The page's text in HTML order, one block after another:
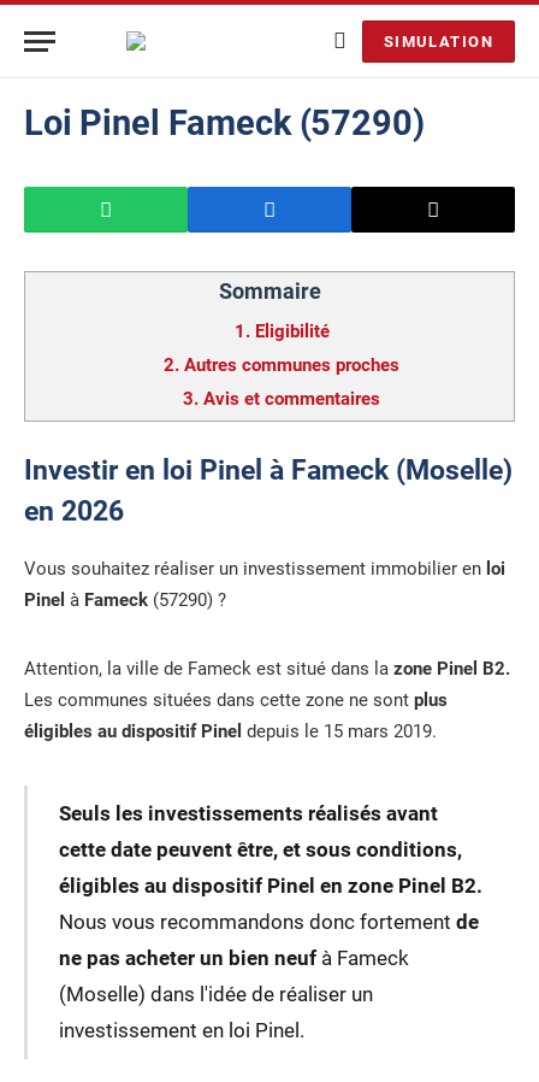
SIMULATION
Loi Pinel Fameck (57290)
Sommaire
1. Eligibilité
2. Autres communes proches
3. Avis et commentaires
Investir en loi Pinel à Fameck (Moselle)
en 2026
Vous souhaitez réaliser un investissement immobilier en loi
Pinel à Fameck (57290) ?
Attention, la ville de Fameck est situé dans la zone Pinel B2.
Les communes situées dans cette zone ne sont plus
éligibles au dispositif Pinel depuis le 15 mars 2019.
Seuls les investissements réalisés avant
cette date peuvent être, et sous conditions,
éligibles au dispositif Pinel en zone Pinel B2.
Nous vous recommandons donc fortement de
ne pas acheter un bien neufà Fameck
(Moselle) dans l'idée de réaliser un
investissement en loi Pinel.